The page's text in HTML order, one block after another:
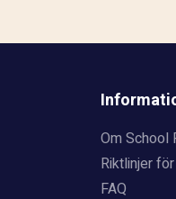
Om School
Riktlinjer
FAQ